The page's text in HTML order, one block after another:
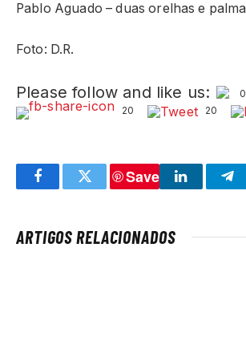
Pablo Aguado – duas orelhas e
Foto: D.R.
Please follow and like us:
0
20
20
FacebookTwitter
Save
LinkedIn
ARTIGOS RELACIONADOS